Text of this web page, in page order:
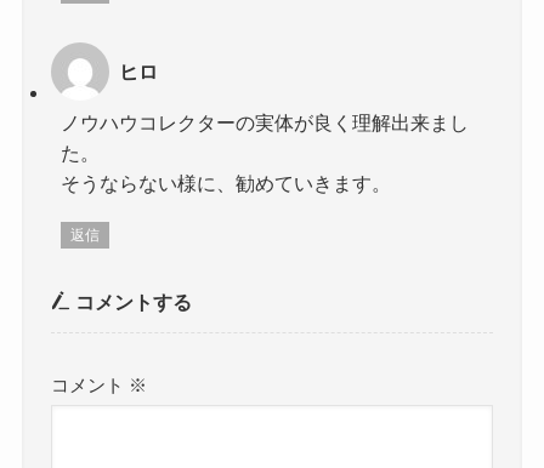
ヒロ
ノウハウコレクターの実体が良く理解出来まし
た。
そうならない様に、勧めていきます。
返信
コメントする
コメント ※